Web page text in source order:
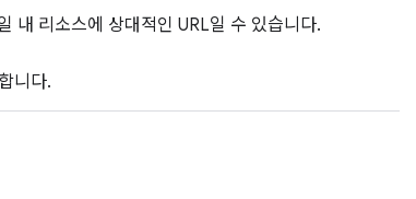
내 리소스에 상대적인 URL일 수 있습니다.
니다.